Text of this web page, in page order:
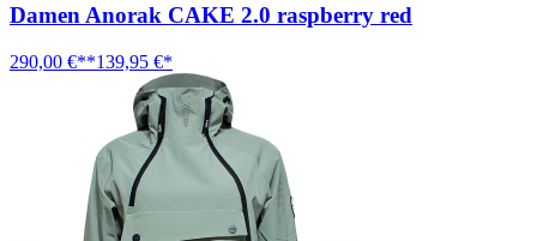
Damen Anorak CAKE 2.0 raspberry red
290,00 €**139,95 €*